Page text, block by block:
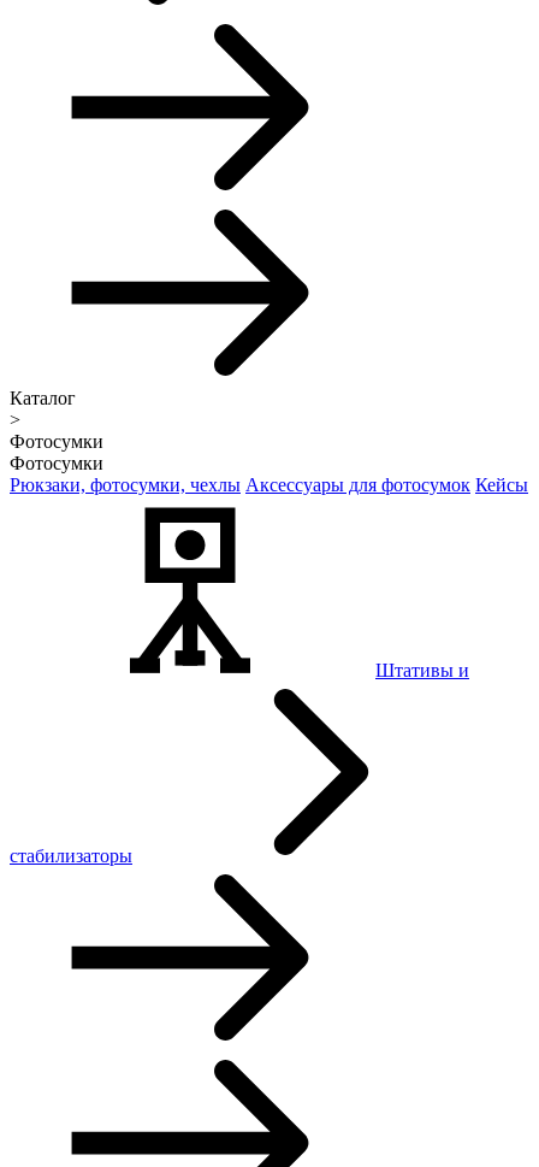
Каталог
>
Фотосумки
Фотосумки
Рюкзаки, фотосумки, чехлы Аксессуары для фотосумок Кейсы
Штативы и
стабилизаторы